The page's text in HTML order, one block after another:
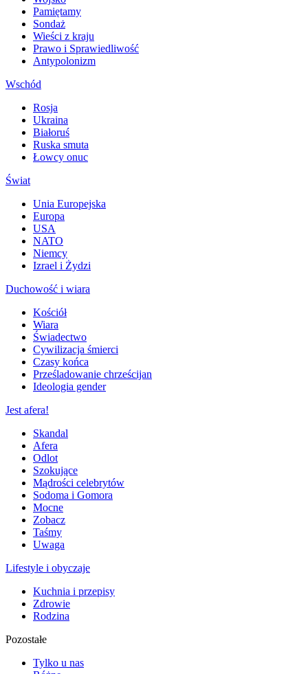
Pamiętamy
Sondaż
Wieści z kraju
Prawo i Sprawiedliwość
Antypolonizm
Wschód
Rosja
Ukraina
Białoruś
Ruska smuta
Łowcy onuc
Świat
Unia Europejska
Europa
USA
NATO
Niemcy
Izrael i Żydzi
Duchowość i wiara
Kościół
Wiara
Świadectwo
Cywilizacja śmierci
Czasy końca
Prześladowanie chrześcijan
Ideologia gender
Jest afera!
Skandal
Afera
Odlot
Szokujące
Mądrości celebrytów
Sodoma i Gomora
Mocne
Zobacz
Taśmy
Uwaga
Lifestyle i obyczaje
Kuchnia i przepisy
Zdrowie
Rodzina
Pozostałe
Tylko u nas